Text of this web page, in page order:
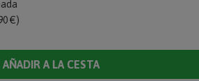
€)
AÑADIR A LA CESTA